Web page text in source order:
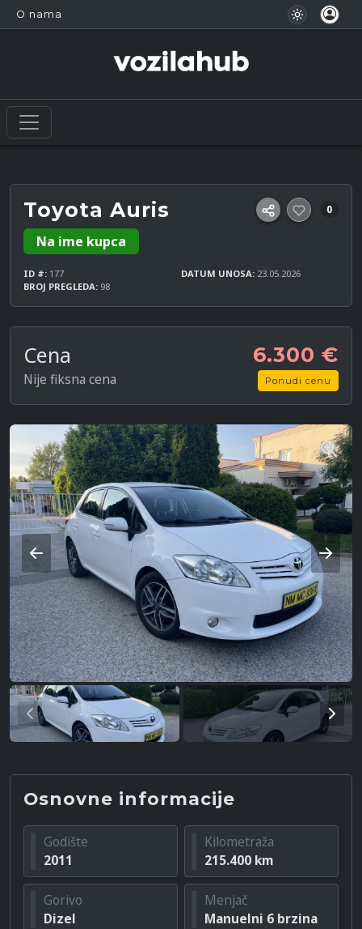
O nama
Toyota Auris
Na ime kupca
ID #: 177 DATUM UNOSA: 23.05.2026
BROJ PREGLEDA: 98
0
Cena
Nije fiksna cena
6.300 €
Ponudi cenu
Osnovne informacije
Godište
2011
Kilometraža
215.400 km
Gorivo
Dizel
Menjač
Manuelni 6 brzina